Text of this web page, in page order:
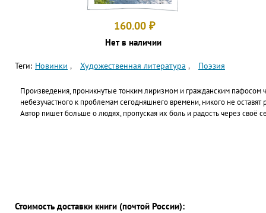
160.00 ₽
Нет в наличии
Теги: Новинки Художественная литература Поэзия
Произведения, проникнутые тонким лиризмом и гражданским пафосом
небезучастного к проблемам сегодняшнего времени, никого не
Автор пишет больше о людях, пропуская их боль и радость через своё
Стоимость доставки книги (почтой России):